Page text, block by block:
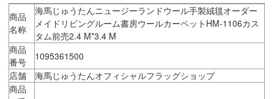
商品
名称
海馬じゅうたんニュージーランドウール手製絨毯オーダー
メイドリビングルーム書房ウールカーペットHM-1106カス
タム前売2.4 M*3.4 M
商品
番号
1095361500
店舗
海馬じゅうたんオフィシャルフラッグショップ
商品